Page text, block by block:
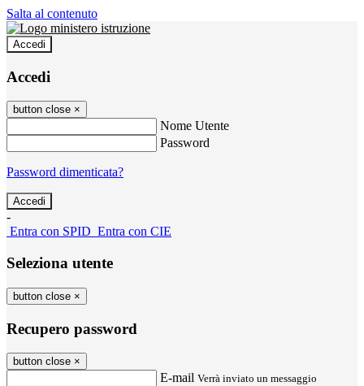
Salta al contenuto
Accedi
Accedi
button close ×
Nome Utente
Password
Password dimenticata?
-
Entra con SPID Entra con CIE
Seleziona utente
button close ×
Recupero password
button close ×
E-mail Verrà inviato un messaggio